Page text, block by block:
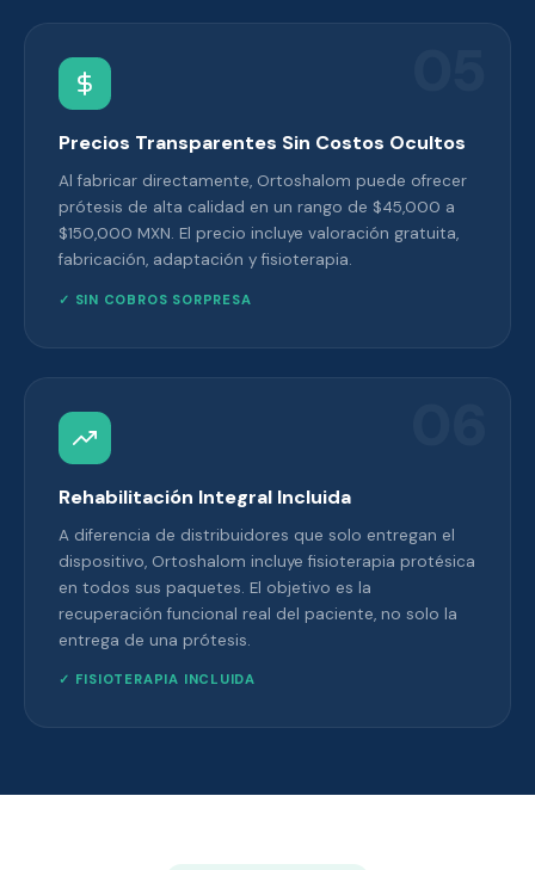
Precios Transparentes Sin Costos Ocultos
Al fabricar directamente, Ortoshalom puede ofrecer
prótesis de alta calidad en un rango de $45,000 a
$150,000 MXN. El precio incluye valoración gratuita,
fabricación, adaptación y fisioterapia.
✓ SIN COBROS SORPRESA
Rehabilitación Integral Incluida
A diferencia de distribuidores que solo entregan el
dispositivo, Ortoshalom incluye fisioterapia protésica
en todos sus paquetes. El objetivo es la
recuperación funcional real del paciente, no solo la
entrega de una prótesis.
✓ FISIOTERAPIA INCLUIDA